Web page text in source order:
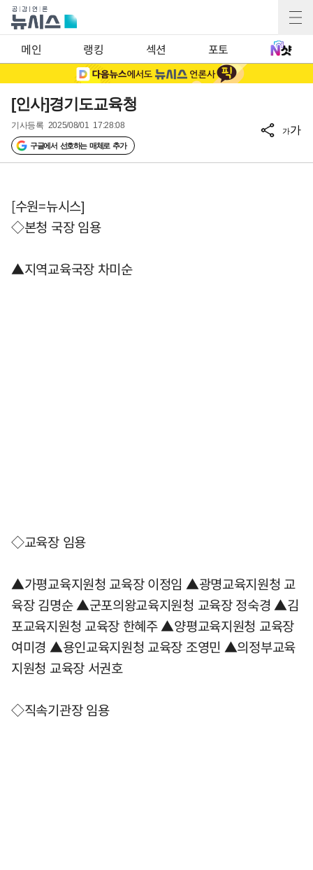
메인 랭킹 섹션 포토
[인사]경기도교육청
기사등록 2025/08/01 17:28:08
구글에서 선호하는 매체로 추가
가가
[수원=뉴시스]
◇본청 국장 임용
▲지역교육국장 차미순
◇교육장 임용
▲가평교육지원청 교육장 이정임 ▲광명교육지원청 교
육장 김명순 ▲군포의왕교육지원청 교육장 정숙경 ▲김
포교육지원청 교육장 한혜주 ▲양평교육지원청 교육장
여미경 ▲용인교육지원청 교육장 조영민 ▲의정부교육
지원청 교육장 서권호
◇직속기관장 임용